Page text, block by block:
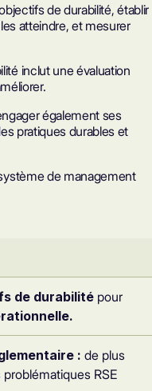
de durabilité, établir
atteindre, et mesurer
inclut une évaluation
également ses
pratiques durables et
de management
de durabilité pour
: de plus
RSE